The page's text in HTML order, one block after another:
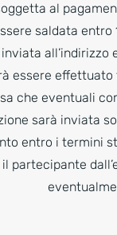
al
saldata
essere
che eventuali
sarà inviata
entro i termini
partecipante